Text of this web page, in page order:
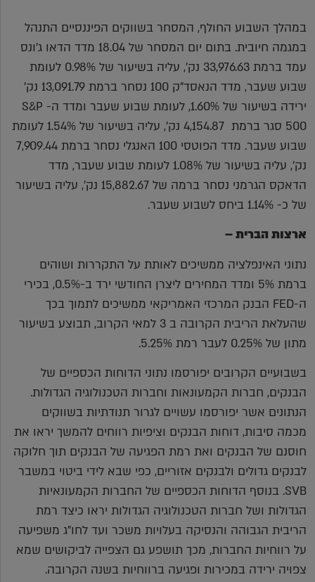
במהלך השבוע החולף, המסחר בשווקים הפיננסיים התנהל
במגמה חיובית. בתום יום המסחר של 18.04 מדד הדאו ג'ונס
עמד ברמת 33,976.63 נק', עליה בשיעור של 0.98% לעומת
שבוע שעבר, מדד הנאסד"ק 100 נסחר ברמת 13,091.79 נק'
ירידה בשיעור של 1.60%, לעומת שבוע שעבר ומדד ה- S&P
500 סגר ברמת 4,154.87 נק', עליה בשיעור של 1.54% לעומת
שבוע שעבר. מדד הפוטסי 100 האנגלי נסחר ברמת 7,909.44
נק', עליה בשיעור של 1.08% לעומת שבוע שעבר, מדד
הדאקס הגרמני נסחר ברמה של 15,882.67 נק', עליה בשיעור
של כ- 1.14% ביחס לשבוע שעבר.
ארצות הברית –
נתוני האינפלציה ממשיכים לאותת על התקררות ושוהים
ברמת 5% ומדד המחירים ליצרן החודשי ירד ב-0.5%, בכירי
ה-FED הבנק המרכזי האמריקאי ממשיכים לתמוך בכך
שהעלאת הריבית הקרובה ב 3 למאי הקרוב, תבוצע בשיעור
מתון של 0.25% לעבר רמת 5.25%.
בשבועיים הקרובים יפורסמו נתוני הדוחות הכספיים של
הבנקים, חברות הקמעונאות וחברות הטכנולוגיה הגדולות.
הנתונים אשר יפורסמו עשויים לגרור תנודתיות בשווקים
מכמה סיבות, דוחות הבנקים וציפיות רווחים להמשך יראו את
חוסנם של הבנקים ואת רמת הפגיעה של הבנקים תוך חלוקה
לבנקים גדולים ולבנקים אזוריים, כפי שבא לידי ביטוי במשבר
SVB. בנוסף הדוחות הכספיים של החברות הקמעונאיות
הגדולות ושל חברות הטכנולוגיה הגדולות יראו כיצד רמת
הריבית הגבוהה והנסיקה בעלויות משכר ועד לחו"ג משפיעה
על רווחיות החברות, מכך תושפע גם הצפייה לביקושים שמא
צפויה ירידה במכירות ופגיעה ברווחיות בשנה הקרובה.